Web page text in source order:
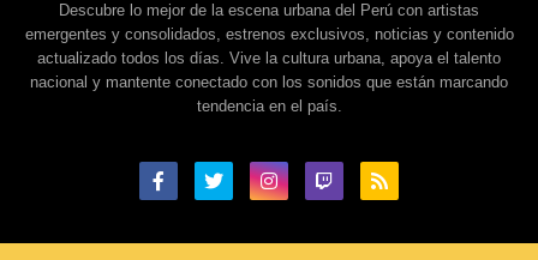
Descubre lo mejor de la escena urbana del Perú con artistas
emergentes y consolidados, estrenos exclusivos, noticias y contenido
actualizado todos los días. Vive la cultura urbana, apoya el talento
nacional y mantente conectado con los sonidos que están marcando
tendencia en el país.